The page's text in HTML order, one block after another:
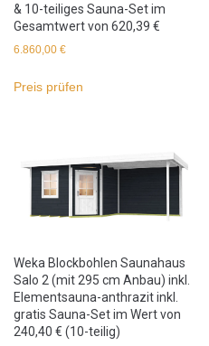
& 10-teiliges Sauna-Set im
Gesamtwert von 620,39 €
6.860,00 €
Preis prüfen
Weka Blockbohlen Saunahaus
Salo 2 (mit 295 cm Anbau) inkl.
Elementsauna-anthrazit inkl.
gratis Sauna-Set im Wert von
240,40 € (10-teilig)